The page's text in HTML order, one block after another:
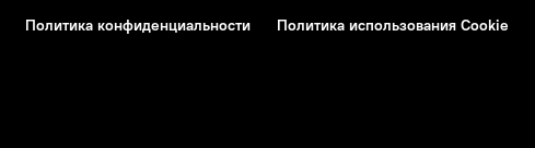
Политика конфиденциальности Политика использования Cookie